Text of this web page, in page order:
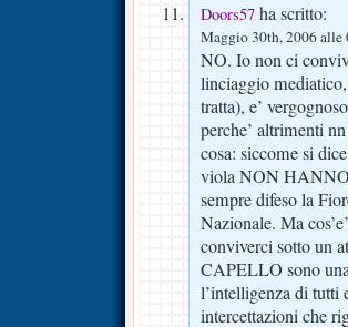
Doors57 ha scritto:
Maggio 30th, 2006 alle
NO. Io non ci
linciaggio
tratta), e’
perche’ altrimenti
cosa: siccome si
viola NON HANNO
sempre difeso la
Nazionale. Ma
conviverci sotto un
CAPELLO sono
l’intelligenza di tutti
intercettazioni che